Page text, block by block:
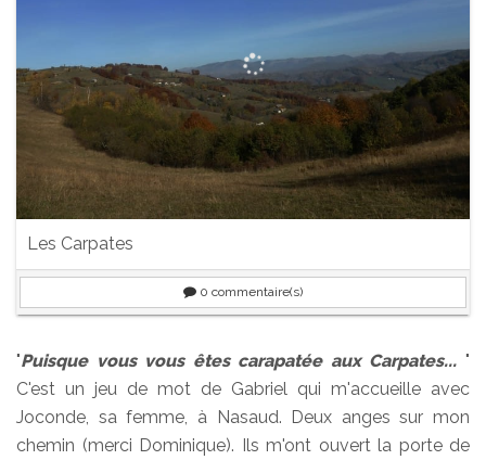
Les Carpates
0 commentaire(s)
"Puisque vous vous êtes carapatée aux Carpates... "
C'est un jeu de mot de Gabriel qui m'accueille avec
Joconde, sa femme, à Nasaud. Deux anges sur mon
chemin (merci Dominique). Ils m'ont ouvert la porte de